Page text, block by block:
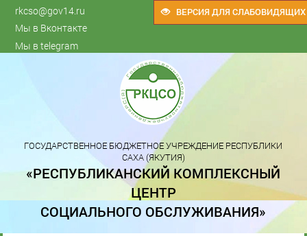
ВЕРСИЯ ДЛЯ СЛАБОВИДЯЩИХ
rkcso@gov14.ru
Мы в Вконтакте
Мы в telegram
ГОСУДАРСТВЕННОЕ БЮДЖЕТНОЕ УЧРЕЖДЕНИЕ РЕСПУБЛИКИ
САХА (ЯКУТИЯ)
«РЕСПУБЛИКАНСКИЙ КОМПЛЕКСНЫЙ
ЦЕНТР
СОЦИАЛЬНОГО ОБСЛУЖИВАНИЯ»